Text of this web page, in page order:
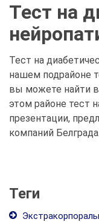
Тест на
Тест на
нашем подрайоне
вы можете найти
этом районе тест
презентации,
компаний Белграда.
Теги